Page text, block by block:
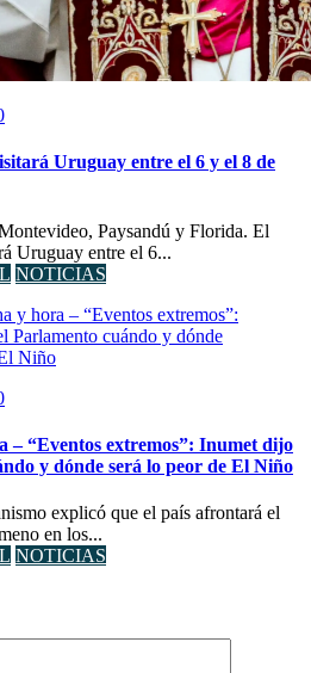
Uruguay entre el 6 y el 8 de
Paysandú y Florida. El
Uruguay entre el 6...
NOTICIAS
– “Eventos extremos”: Inumet dijo
y dónde será lo peor de El Niño
explicó que el país afrontará el
en los...
NOTICIAS